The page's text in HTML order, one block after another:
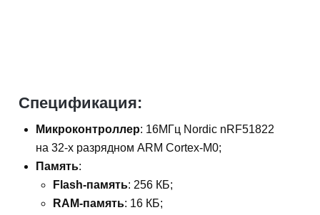
Спецификация:
Микроконтроллер: 16МГц Nordic nRF51822
на 32-х разрядном ARM Cortex-M0;
Память:
Flash-память: 256 КБ;
RAM-память: 16 КБ;